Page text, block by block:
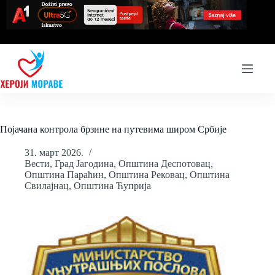
content
Појачана контрола брзине на путевима широм Србије
31. март 2026.
Вести, Град Јагодина, Општина Деспотовац,
Општина Параћин, Општина Рековац, Општина
Свилајнац, Општина Ћуприја